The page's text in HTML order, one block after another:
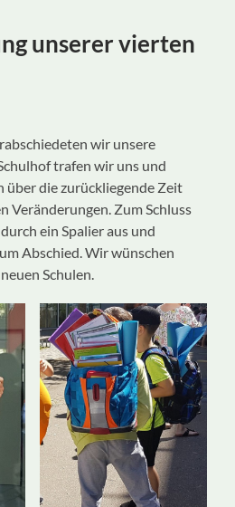
unserer vierten
wir unsere
trafen wir uns und
über die zurückliegende Zeit
Veränderungen. Zum Schluss
ein Spalier aus und
Abschied. Wir wünschen
Schulen.